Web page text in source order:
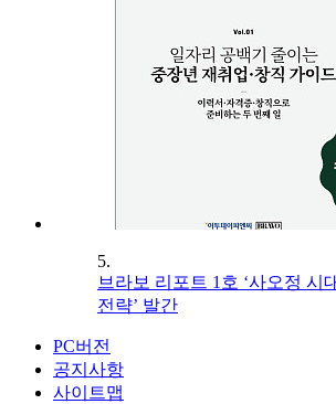
5.
브라보 리포트 1호 ‘사오정 시
전략’ 발간
PC버전
공지사항
사이트맵